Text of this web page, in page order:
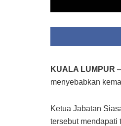
KUALA LUMPUR
menyebabkan
Ketua Jabatan
tersebut mendapati